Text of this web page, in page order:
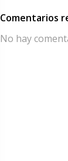
Comentarios
No hay